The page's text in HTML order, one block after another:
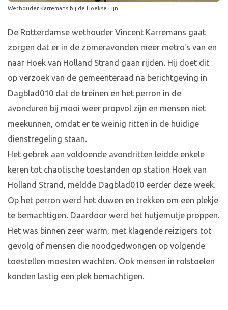
Wethouder Karremans bij de Hoekse Lijn
De Rotterdamse wethouder Vincent Karremans gaat
zorgen dat er in de zomeravonden meer metro's van en
naar Hoek van Holland Strand gaan rijden. Hij doet dit
op verzoek van de gemeenteraad na berichtgeving in
Dagblad010 dat de treinen en het perron in de
avonduren bij mooi weer propvol zijn en mensen niet
meekunnen, omdat er te weinig ritten in de huidige
dienstregeling staan.
Het gebrek aan voldoende avondritten leidde enkele
keren tot chaotische toestanden op station Hoek van
Holland Strand, meldde Dagblad010 eerder deze week.
Op het perron werd het duwen en trekken om een plekje
te bemachtigen. Daardoor werd het hutjemutje proppen.
Het was binnen zeer warm, met klagende reizigers tot
gevolg of mensen die noodgedwongen op volgende
toestellen moesten wachten. Ook mensen in rolstoelen
konden lastig een plek bemachtigen.